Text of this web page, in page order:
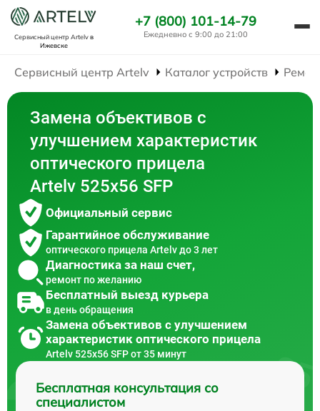
Сервисный центр Artelvв
Ижевске
+7 (800) 101-14-79
Ежедневно с 9:00 до 21:00
Сервисный центр Artelv Каталог устройств
Замена объективов с
улучшением характеристик
оптического прицела
Artelv 525x56 SFP
Официальный сервис
Гарантийное обслуживание
оптического прицела Artelv до 3 лет
Диагностика за наш счет,
ремонт по желанию
Бесплатный выезд курьера
в день обращения
Замена объективов с улучшением
характеристик оптического прицела
Artelv 525x56 SFP от 35 минут
Бесплатная консультация со
специалистом